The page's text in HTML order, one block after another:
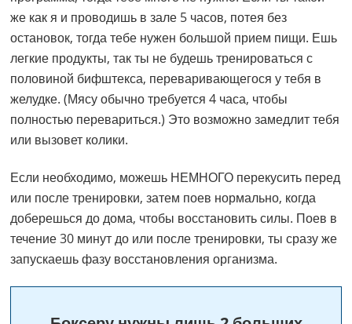
же как я и проводишь в зале 5 часов, потея без
остановок, тогда тебе нужен большой прием пищи. Ешь
легкие продукты, так ты не будешь тренироваться с
половиной бифштекса, переваривающегося у тебя в
желудке. (Мясу обычно требуется 4 часа, чтобы
полностью перевариться.) Это возможно замедлит тебя
или вызовет колики.
Если необходимо, можешь НЕМНОГО перекусить перед
или после тренировки, затем поев нормально, когда
доберешься до дома, чтобы восстановить силы. Поев в
течение 30 минут до или после тренировки, ты сразу же
запускаешь фазу восстановления организма.